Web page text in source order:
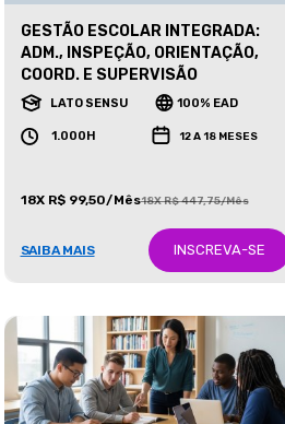
GESTÃO ESCOLAR INTEGRADA:
ADM., INSPEÇÃO, ORIENTAÇÃO,
COORD. E SUPERVISÃO
LATO SENSU 100% EAD
1.000H 12 A 18 MESES
18X R$ 99,50/Mês18X R$ 447,75/Mês
SAIBA MAIS INSCREVA-SE